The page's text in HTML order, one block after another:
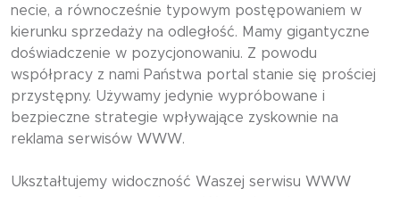
necie, a równocześnie typowym postępowaniem w
kierunku sprzedaży na odległość. Mamy gigantyczne
doświadczenie w pozycjonowaniu. Z powodu
współpracy z nami Państwa portal stanie się prościej
przystępny. Używamy jedynie wypróbowane i
bezpieczne strategie wpływające zyskownie na
reklama serwisów WWW.
Ukształtujemy widoczność Waszej serwisu WWW